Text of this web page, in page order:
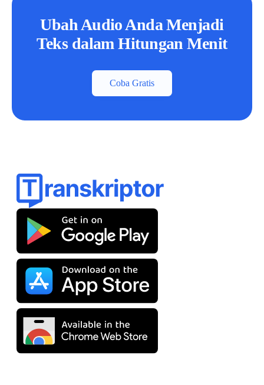
Ubah Audio Anda Menjadi
Teks dalam Hitungan Menit
Coba Gratis